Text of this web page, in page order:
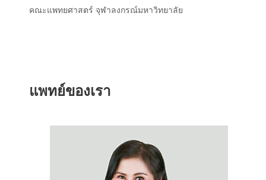
คณะแพทยศาสตร์ จุฬาลงกรณ์มหาวิทยาลัย
แพทย์ของเรา